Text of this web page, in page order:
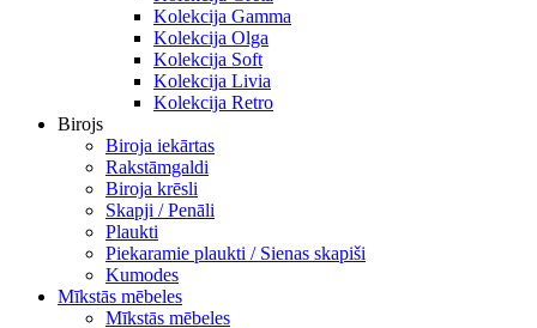
Kolekcija Gamma
Kolekcija Olga
Kolekcija Soft
Kolekcija Livia
Kolekcija Retro
Birojs
Biroja iekārtas
Rakstāmgaldi
Biroja krēsli
Skapji / Penāli
Plaukti
Piekaramie plaukti / Sienas skapiši
Kumodes
Mīkstās mēbeles
Mīkstās mēbeles